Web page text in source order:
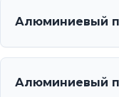
Алюминиевый
Алюминиевый